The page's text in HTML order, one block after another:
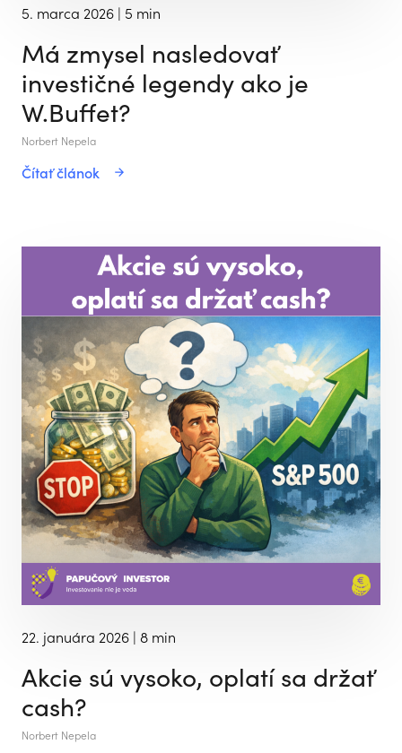
5. marca 2026 | 5 min
Má zmysel nasledovať
investičné legendy ako je
W.Buffet?
Norbert Nepela
Čítať článok
22. januára 2026 | 8 min
Akcie sú vysoko, oplatí sa držať
cash?
Norbert Nepela